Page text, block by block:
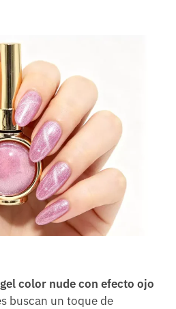
color nude con efecto ojo
buscan un toque de